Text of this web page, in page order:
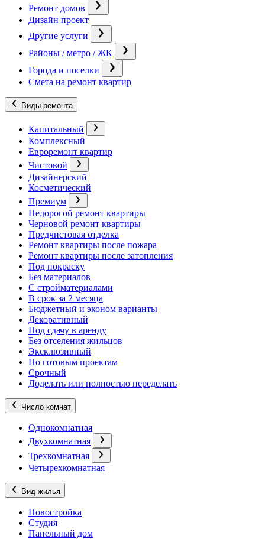
Ремонт домов
Дизайн проект
Другие услуги
Районы / метро / ЖК
Города и поселки
Смета на ремонт квартир
Виды ремонта
Капитальный
Комплексный
Евроремонт квартир
Чистовой
Дизайнерский
Косметический
Премиум
Недорогой ремонт квартиры
Черновой ремонт квартиры
Предчистовая отделка
Ремонт квартиры после пожара
Ремонт квартиры после затопления
Под покраску
Без материалов
С стройматериалами
В срок за 2 месяца
Бюджетный и эконом варианты
Декоративный
Под сдачу в аренду
Без отселения жильцов
Эксклюзивный
По готовым проектам
Срочный
Доделать или полностью переделать
Число комнат
Однокомнатная
Двухкомнатная
Трехкомнатная
Четырехкомнатная
Вид жилья
Новостройка
Студия
Панельный дом